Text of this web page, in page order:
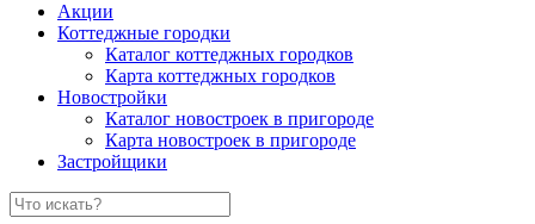
Акции
Коттеджные городки
Каталог коттеджных городков
Карта коттеджных городков
Новостройки
Каталог новостроек в пригороде
Карта новостроек в пригороде
Застройщики